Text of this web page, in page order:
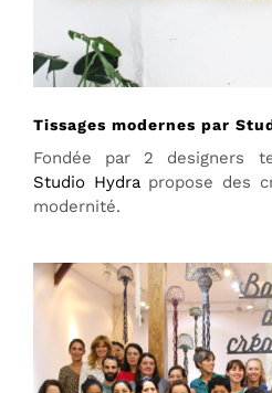
Tissages modernes par
Fondée par 2 designers
Studio Hydrapropose des
modernité.